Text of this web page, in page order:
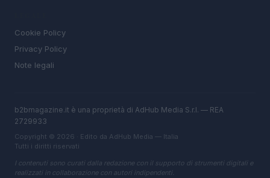
Cookie Policy
Privacy Policy
Note legali
b2bmagazine.it è una proprietà di AdHub Media S.r.l. — REA
2729933
Copyright © 2026 · Edito da AdHub Media — Italia
Tutti i diritti riservati
I contenuti sono curati dalla redazione con il supporto di strumenti digitali e
realizzati in collaborazione con autori indipendenti.